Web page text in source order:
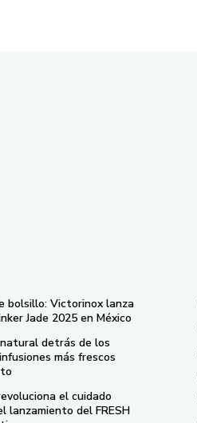
bolsillo: Victorinox lanza
Jade 2025 en México
detrás de los
más frescos
el cuidado
lanzamiento del FRESH